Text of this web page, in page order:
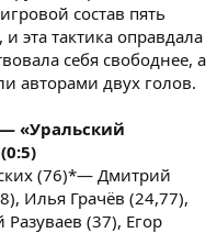
состав пять
эта тактика оправдала
себя свободнее, а
авторами двух голов.
«Уральский
(76)*— Дмитрий
Илья Грачёв (24,77),
(37), Егор